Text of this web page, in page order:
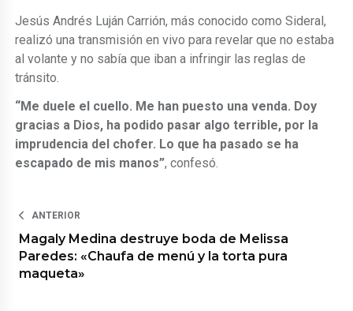
Jesús Andrés Luján Carrión, más conocido como Sideral,
realizó una transmisión en vivo para revelar que no estaba
al volante y no sabía que iban a infringir las reglas de
tránsito.
“Me duele el cuello. Me han puesto una venda. Doy
gracias a Dios, ha podido pasar algo terrible, por la
imprudencia del chofer. Lo que ha pasado se ha
escapado de mis manos”, confesó.
ANTERIOR
Magaly Medina destruye boda de Melissa
Paredes: «Chaufa de menú y la torta pura
maqueta»